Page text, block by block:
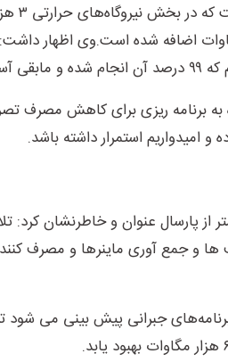
وی
اند.
به برنامه ریزی برای کاهش مصرف
امیدواریم استمرار داشته باشد.
را ۷ درصد کمتر از پارسال عنوان و خاطرنشان
و جمع آوری ماینرها و مصرف
جبرانی پیش‌ بینی می‌ شود